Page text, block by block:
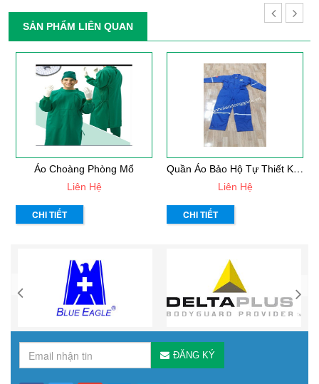
SẢN PHẨM LIÊN QUAN
Áo Choàng Phòng Mổ
Liên Hệ
CHI TIẾT
Q
Uần Áo Bảo Hộ Tự Thiết Kế Mẫu 33
Liên Hệ
CHI TIẾT
ĐĂNG KÝ